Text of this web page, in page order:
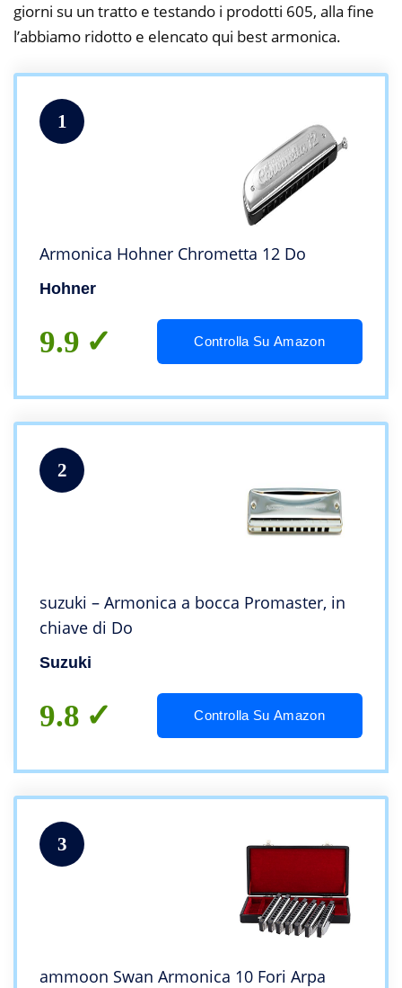
giorni su un tratto e testando i prodotti 605, alla fine
l’abbiamo ridotto e elencato qui best armonica.
1
Armonica Hohner Chrometta 12 Do
Hohner
9.9 Controlla Su Amazon
2
suzuki – Armonica a bocca Promaster, in
chiave di Do
Suzuki
9.8 Controlla Su Amazon
3
ammoon Swan Armonica 10 Fori Arpa